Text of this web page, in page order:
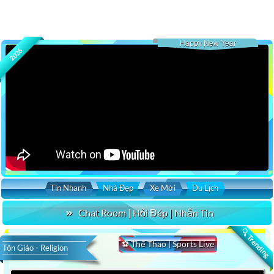
2026
Happy New Year
Tin Nhanh Nhà Đẹp Xe Mới Du Lịch
Chat Room | Hỏi Đáp | Nhắn Tin
🔍 Trending
⚽ Thể Thao | Sports Live
Tôn Giáo - Religion